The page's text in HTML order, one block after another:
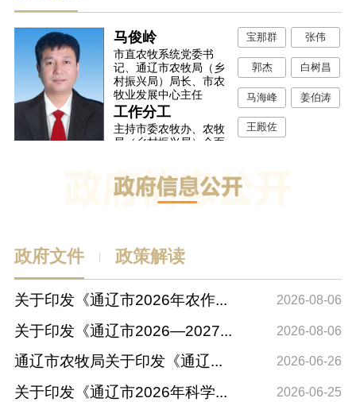
马俊岭
市直农牧系统党委书
记、通辽市农牧局（乡
村振兴局）局长、市农
牧业发展中心主任
工作分工
主持市委农牧办、农牧
局（乡村振兴局）全面
宝那群 张伟
郭杰 白树昌
马海峰 姜伯涛
王殿佐
政府文件 | 政策解读
关于印发《通辽市2026年农作... 2026-08-06
关于印发《通辽市2026—2027... 2026-08-06
通辽市农牧局关于印发《通辽... 2026-06-26
关于印发《通辽市2026年科学... 2026-06-25